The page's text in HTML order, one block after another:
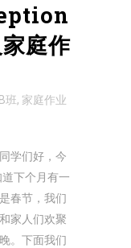
庭作
班, 家庭作业
学们好，今
下个月有一
春节，我们
家人们欢聚
。下面我们